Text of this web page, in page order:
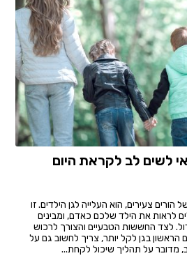
לשים לב לקראת היום
הורים צעירים, הוא העלייה לגן הילדים. זו
לראות את הילד שלכם כאדם, ומבינים
לצד החששות הטבעיים והצורך לרכוש
הראשון בגן לקל יותר, צריך לחשוב גם על
מדובר על תהליך שיכול לקחת...